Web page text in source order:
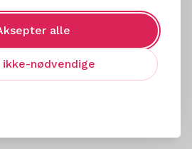
alle
ikke-nødvendige